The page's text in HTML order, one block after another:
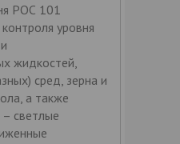
РОС 101
уровня
жидкостей,
сред, зерна и
а также
светлые